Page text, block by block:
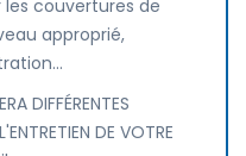
couvertures de
approprié,
DIFFÉRENTES
DE VOTRE